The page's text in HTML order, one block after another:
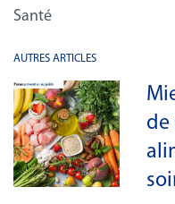
Santé
AUTRES ARTICLES
de